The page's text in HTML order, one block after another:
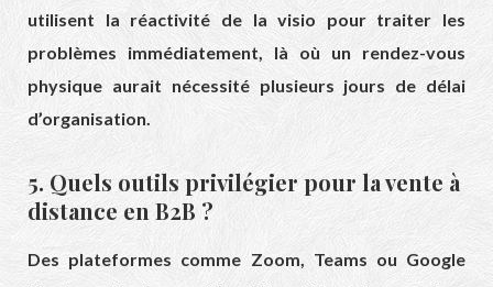
utilisent la réactivité de la visio pour traiter les
problèmes immédiatement, là où un rendez-vous
physique aurait nécessité plusieurs jours de délai
d’organisation.
5. Quels outils privilégier pour la vente à
distance en B2B ?
Des plateformes comme Zoom, Teams ou Google